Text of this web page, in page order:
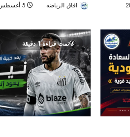
افاق الرياضه
تمت قراءة 1 دقيقة